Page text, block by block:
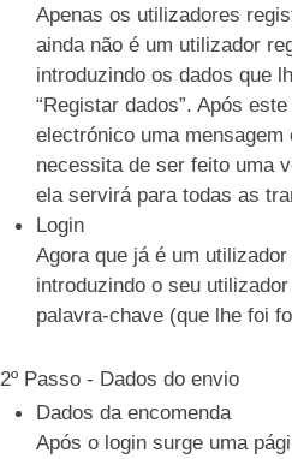
Apenas os utilizadores
ainda não é um utilizador
introduzindo os dados que
“Registar dados”. Após
electrónico uma
necessita de ser feito uma
ela servirá para todas as
Login
Agora que já é um
introduzindo o seu
palavra-chave (que lhe foi
2º Passo - Dados do envio
Dados da encomenda
Após o login surge uma